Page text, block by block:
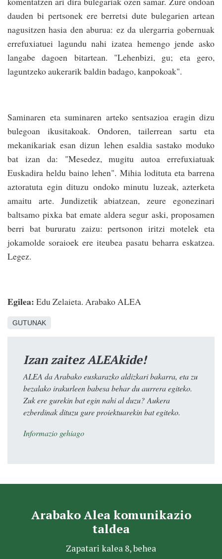
dauden bi pertsonek ere berretsi dute bulegarien artean
nagusitzen hasia den aburua: ez da ulergarria gobernuak
errefuxiatuei lagundu nahi izatea hemengo jende asko
langabe dagoen bitartean. "Lehenbizi, gu; eta gero,
laguntzeko aukerarik baldin badago, kanpokoak".
Saminaren eta suminaren arteko sentsazioa eragin dizu
bulegoan ikusitakoak. Ondoren, tailerrean sartu eta
mekanikariak esan dizun lehen esaldia sastako moduko
bat izan da: "Mesedez, mugitu autoa errefuxiatuak
Euskadira heldu baino lehen". Mihia lodituta eta barrena
aztoratuta egin dituzu ondoko minutu luzeak, azterketa
amaitu arte. Jundizetik abiatzean, zeure egonezinari
baltsamo pixka bat emate aldera segur aski, proposamen
berri bat bururatu zaizu: pertsonon iritzi motelek eta
jokamolde soraioek ere iteubea pasatu beharra eskatzea.
Legez.
Egilea: Edu Zelaieta. Arabako ALEA
GUTUNAK
Izan zaitez ALEAkide!
ALEA da Arabako euskarazko aldizkari bakarra, eta zu
bezalako irakurleen babesa behar du aurrera egiteko.
Zuk ere gurekin bat egin nahi al duzu? Aukera
ezberdinak dituzu gure proiektuarekin bat egiteko.
Informazio gehiago
Arabako Alea komunikazio
taldea
Zapatari kalea 8, behea